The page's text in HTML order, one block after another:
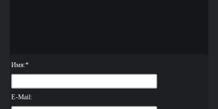
Имя:*
E-Mail: